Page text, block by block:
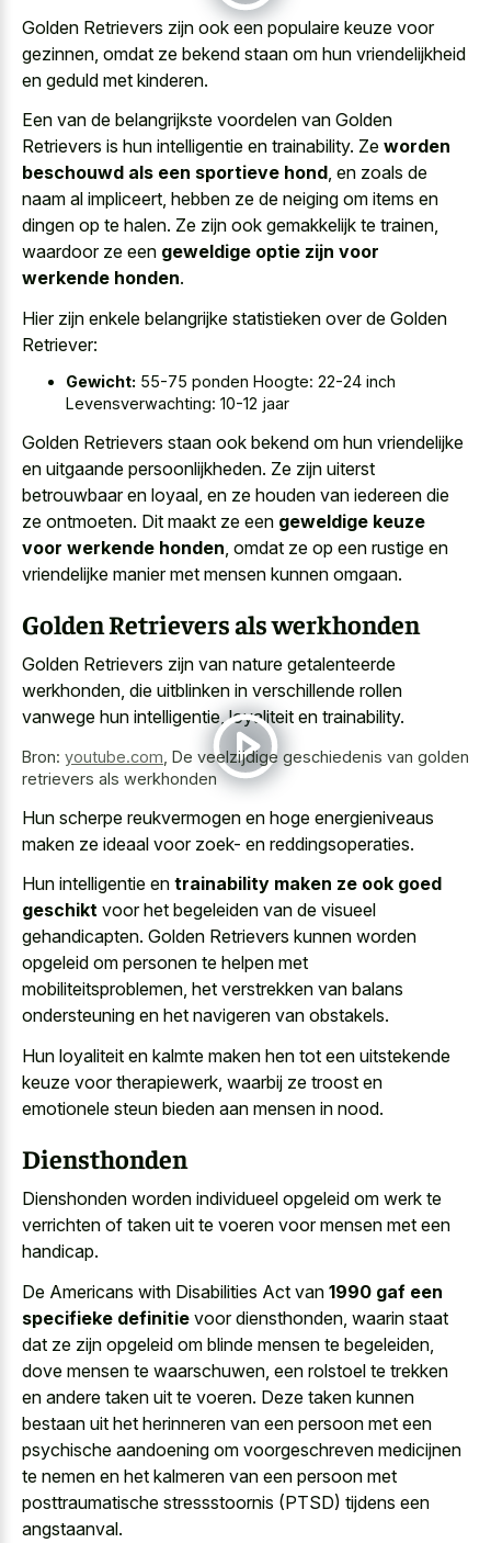
Golden Retrievers zijn ook een populaire keuze voor
gezinnen, omdat ze bekend staan om hun vriendelijkheid
en geduld met kinderen.
Een van de belangrijkste voordelen van Golden
Retrievers is hun intelligentie en trainability. Ze worden
beschouwd als een sportieve hond, en zoals de
naam al impliceert, hebben ze de neiging om items en
dingen op te halen. Ze zijn ook gemakkelijk te trainen,
waardoor ze een geweldige optie zijn voor
werkende honden.
Hier zijn enkele belangrijke statistieken over de Golden
Retriever:
Gewicht: 55-75 ponden Hoogte: 22-24 inch
Levensverwachting: 10-12 jaar
Golden Retrievers staan ook bekend om hun vriendelijke
en uitgaande persoonlijkheden. Ze zijn uiterst
betrouwbaar en loyaal, en ze houden van iedereen die
ze ontmoeten. Dit maakt ze een geweldige keuze
voor werkende honden , omdat ze op een rustige en
vriendelijke manier met mensen kunnen omgaan.
Golden Retrievers als werkhonden
Golden Retrievers zijn van nature getalenteerde
werkhonden, die uitblinken in verschillende rollen
vanwege hun intelligentie, loyaliteit en trainability.
Bron: youtube.com De veelzijdige geschiedenis van golden
retrievers als werkhonden
Hun scherpe reukvermogen en hoge energieniveaus
maken ze ideaal voor zoek- en reddingsoperaties.
Hun intelligentie en trainability maken ze ook goed
geschikt voor het begeleiden van de visueel
gehandicapten. Golden Retrievers kunnen worden
opgeleid om personen te helpen met
mobiliteitsproblemen, het verstrekken van balans
ondersteuning en het navigeren van obstakels.
Hun loyaliteit en kalmte maken hen tot een uitstekende
keuze voor therapiewerk, waarbij ze troost en
emotionele steun bieden aan mensen in nood.
Diensthonden
Dienshonden worden individueel opgeleid om werk te
verrichten of taken uit te voeren voor mensen met een
handicap.
De Americans with Disabilities Act van 1990 gaf een
specifieke definitie voor diensthonden, waarin staat
dat ze zijn opgeleid om blinde mensen te begeleiden,
dove mensen te waarschuwen, een rolstoel te trekken
en andere taken uit te voeren. Deze taken kunnen
bestaan uit het herinneren van een persoon met een
psychische aandoening om voorgeschreven medicijnen
te nemen en het kalmeren van een persoon met
posttraumatische stressstoornis (PTSD) tijdens een
angstaanval.